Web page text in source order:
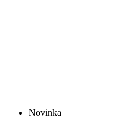
Novinka